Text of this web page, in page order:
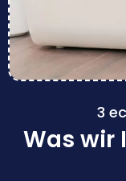
3
Was wir